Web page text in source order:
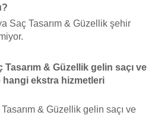
Saç Tasarım & Güzellik şehir
& Güzellik gelin saçı ve
hangi ekstra hizmetleri
& Güzellik gelin saçı ve